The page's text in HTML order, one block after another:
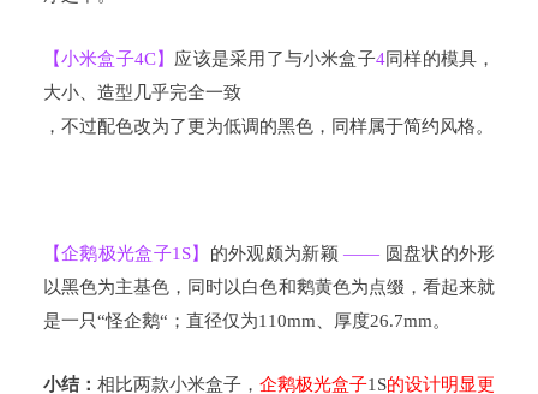
【小米盒子4C】 应该是采用了与小米盒子4同样的模具，
大小、造型几乎完全一致
，不过配色改为了更为低调的黑色，同样属于简约风格。
【企鹅极光盒子1S】 的外观颇为新颖 —— 圆盘状的外形
以黑色为主基色，同时以白色和鹅黄色为点缀，看起来就
是一只“怪企鹅“ ；直径仅为110mm 、厚度26.7mm。
小结： 相比两款小米盒子，企鹅极光盒子1S的设计明显更